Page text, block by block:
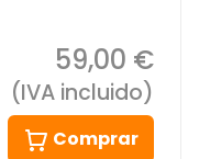
59,00 €
(IVA incluido)
Comprar